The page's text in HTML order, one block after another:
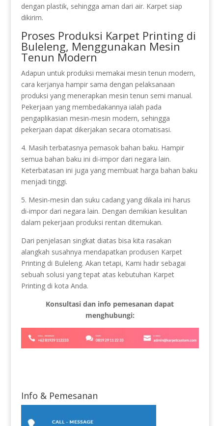
dengan plastik, sehingga aman dari air. Karpet siap
dikirim.
Proses Produksi Karpet Printing di
Buleleng, Menggunakan Mesin
Tenun Modern
Adapun untuk produksi memakai mesin tenun modern,
cara kerjanya hampir sama dengan pelaksanaan
produksi yang menerapkan mesin tenun semi manual.
Pekerjaan yang membedakannya ialah pada
pengaplikasian mesin-mesin modern, sehingga
pekerjaan dapat dikerjakan secara otomatisasi.
4. Masih terbatasnya pemasok bahan baku. Hampir
semua bahan baku ini di-impor dari negara lain.
Keterbatasan ini juga yang membuat harga bahan baku
menjadi tinggi.
5. Mesin-mesin dan suku cadang yang dikala ini harus
di-impor dari negara lain. Dengan demikian kesulitan
dalam pekerjaan produksi rentan ditemukan.
Dari penjelasan singkat diatas bisa kita rasakan
alangkah susahnya mendapatkan produsen Karpet
Printing di Buleleng. Akan tetapi, Kami hadir sebagai
sebuah solusi yang tepat atas kebutuhan Karpet
Printing di kota Anda.
Konsultasi dan info pemesanan dapat
menghubungi:
Info & Pemesanan